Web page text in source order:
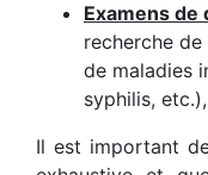
Examens de
recherche de
de maladies
syphilis,
Il est important